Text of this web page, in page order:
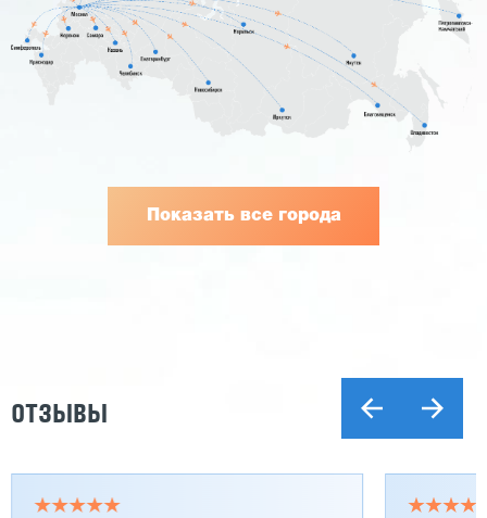
Показать все города
ОТЗЫВЫ